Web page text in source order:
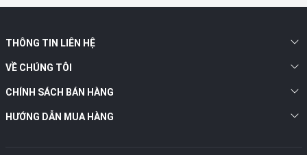
THÔNG TIN LIÊN HỆ
VỀ CHÚNG TÔI
CHÍNH SÁCH BÁN HÀNG
HƯỚNG DẪN MUA HÀNG